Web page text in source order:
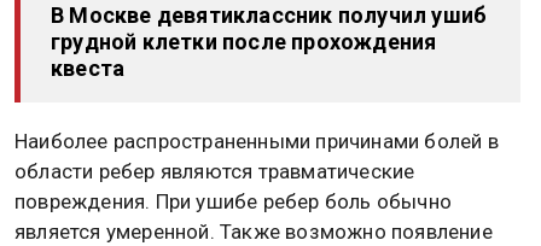
В Москве девятиклассник получил ушиб
грудной клетки после прохождения
квеста
Наиболее распространенными причинами болей в
области ребер являются травматические
повреждения. При ушибе ребер боль обычно
является умеренной. Также возможно появление